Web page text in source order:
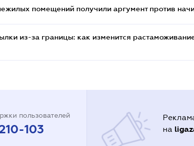
помещений получили аргумент против
из-за границы: как изменится
пользователей
103
на